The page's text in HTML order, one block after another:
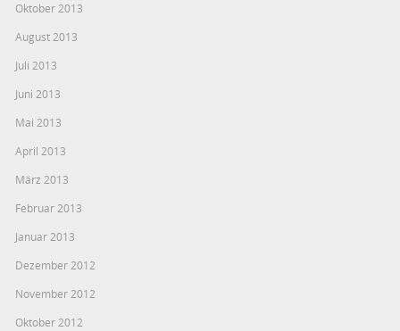
Oktober 2013
August 2013
Juli 2013
Juni 2013
Mai 2013
April 2013
März 2013
Februar 2013
Januar 2013
Dezember 2012
November 2012
Oktober 2012